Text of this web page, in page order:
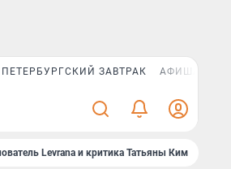
ПЕТЕРБУРГСКИЙ ЗАВТРАК АФИША PLUS
Levrana и критика Татьяны Ким